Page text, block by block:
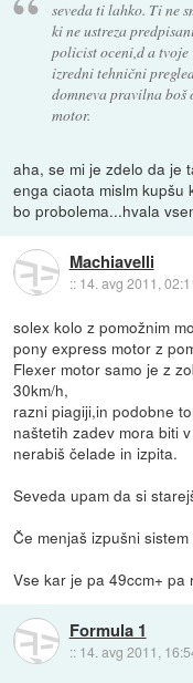
seveda ti lahko. Ti ne
ki ne ustreza
policist oceni,d a tvoje
izredni tehnični
domneva pravilna boš
motor.
aha, se mi je zdelo da je
enga ciaota mislm kupšu
bo probolema...hvala
Machiavelli
:: 14. avg 2011,
solex kolo z pomožnim
pony express motor z
Flexer motor samo je z
30km/h,
razni piagiji,in podobne
naštetih zadev mora biti
nerabiš čelade in izpita.
Seveda upam da si
Če menjaš izpušni
Vse kar je pa 49ccm+
Formula 1
:: 14. avg 2011,